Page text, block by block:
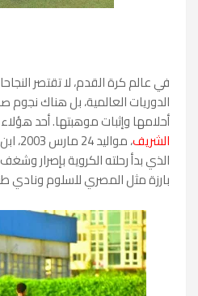
في عالم كرة القدم، لا تقتصر
الدوريات العالمية، بل هناك
أحلامها وإثبات موهبتها. أحد
الشريف
،
الذي بدأ رحلته الكروية بإصرار
بارزة مثل المصري للسلوم ونادي